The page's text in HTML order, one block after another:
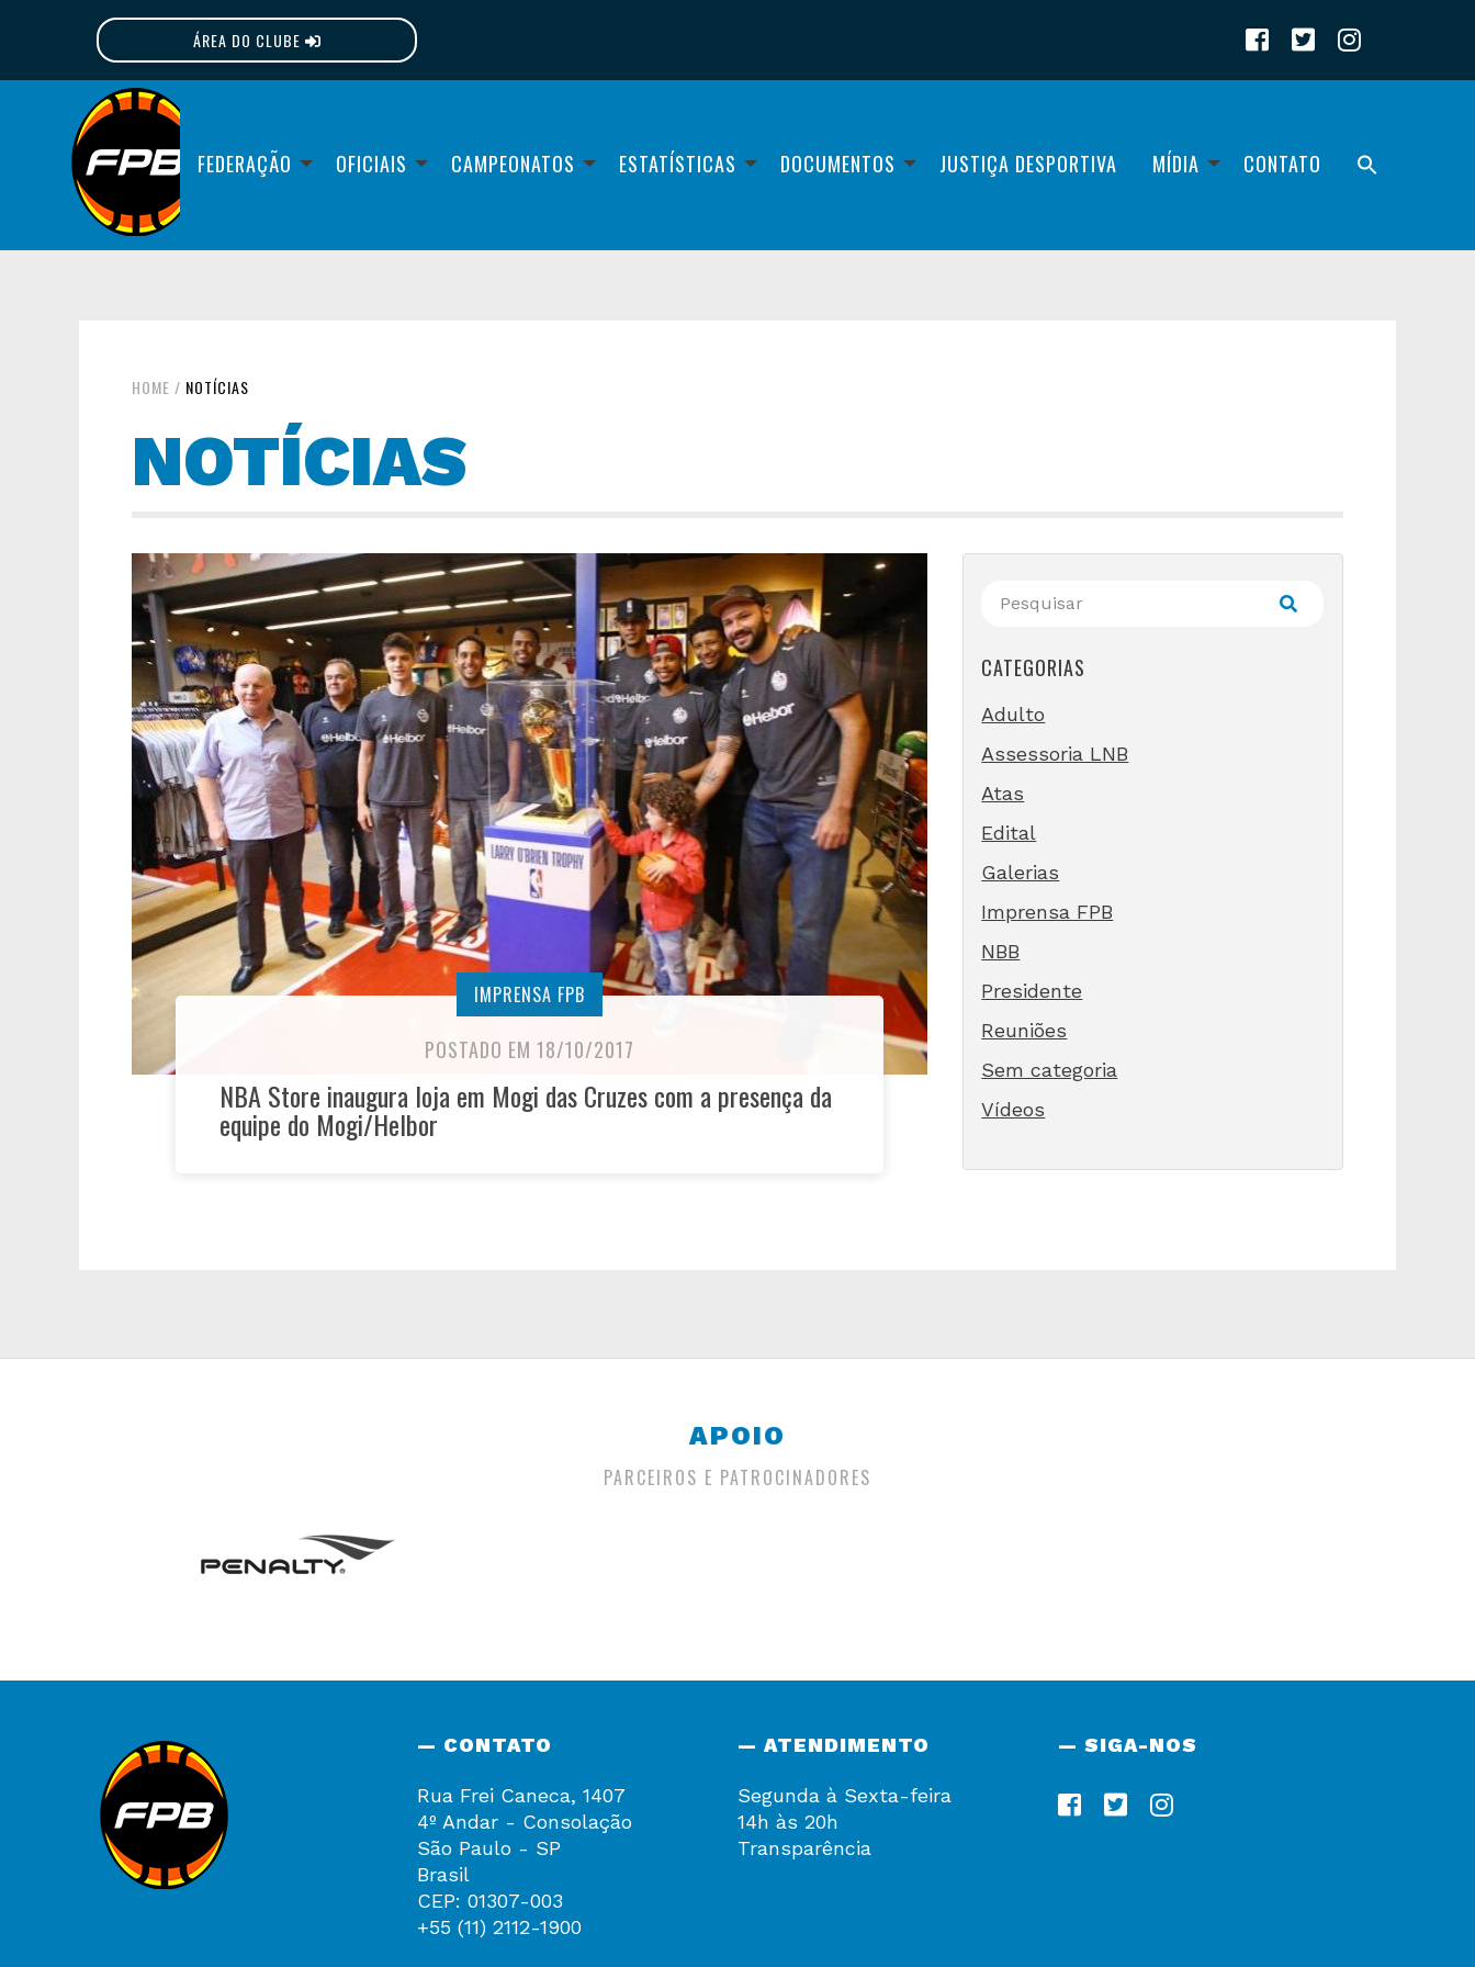
ÁREA DO CLUBE
FEDERAÇÃO OFICIAIS CAMPEONATOS ESTATÍSTICAS DOCUMENTOS JUSTIÇA DESPORTIVA MÍDIA CONTATO
HOME / NOTÍCIAS
NOTÍCIAS
IMPRENSA FPB
POSTADO EM 18/10/2017
NBA Store inaugura loja em Mogi das Cruzes com a presença da
equipe do Mogi/Helbor
CATEGORIAS
Adulto
Assessoria LNB
Atas
Edital
Galerias
Imprensa FPB
NBB
Presidente
Reuniões
Sem categoria
Vídeos
APOIO
PARCEIROS E PATROCINADORES
— CONTATO
Rua Frei Caneca, 1407
4º Andar - Consolação
São Paulo - SP
Brasil
CEP: 01307-003
+55 (11) 2112-1900
— ATENDIMENTO
Segunda à Sexta-feira
14h às 20h
Transparência
— SIGA-NOS